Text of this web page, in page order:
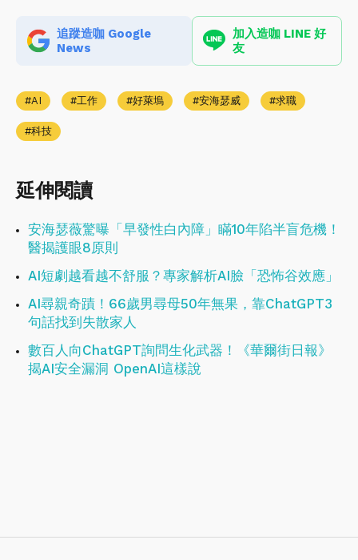
追蹤造咖 Google
News
加入造咖 LINE 好
友
AI 工作 好萊塢 安海瑟威 求職
科技
延伸閱讀
安海瑟薇驚曝「早發性白內障」瞞10年陷半盲危機！
醫揭護眼8原則
AI短劇越看越不舒服？專家解析AI臉「恐怖谷效應」
AI尋親奇蹟！66歲男尋母50年無果，靠ChatGPT3
句話找到失散家人
數百人向ChatGPT詢問生化武器！《華爾街日報》
揭AI安全漏洞 OpenAI這樣說